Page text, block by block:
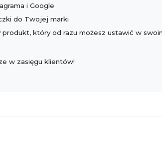
i Google
do Twojej marki
który od razu możesz ustawić w
w zasięgu klientów!